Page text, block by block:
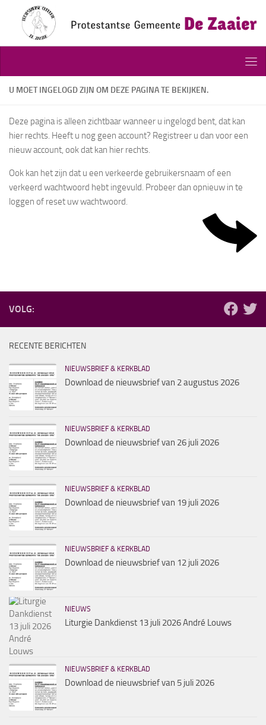
Doorgaan naar inhoud
U MOET INGELOGD ZIJN OM DEZE PAGINA TE BEKIJKEN.
Deze pagina is alleen zichtbaar wanneer u ingelogd bent, dat kan
hier rechts. Heeft u nog geen account? Registreer u dan voor een
nieuw account, ook dat kan hier rechts.
Ook kan het zijn dat u een verkeerde gebruikersnaam of een
verkeerd wachtwoord hebt ingevuld. Probeer dan opnieuw in te
loggen of reset uw wachtwoord.
VOLG:
RECENTE BERICHTEN
NIEUWSBRIEF & KERKBLAD
Download de nieuwsbrief van 2 augustus 2026
NIEUWSBRIEF & KERKBLAD
Download de nieuwsbrief van 26 juli 2026
NIEUWSBRIEF & KERKBLAD
Download de nieuwsbrief van 19 juli 2026
NIEUWSBRIEF & KERKBLAD
Download de nieuwsbrief van 12 juli 2026
NIEUWS
Liturgie Dankdienst 13 juli 2026 André Louws
NIEUWSBRIEF & KERKBLAD
Download de nieuwsbrief van 5 juli 2026